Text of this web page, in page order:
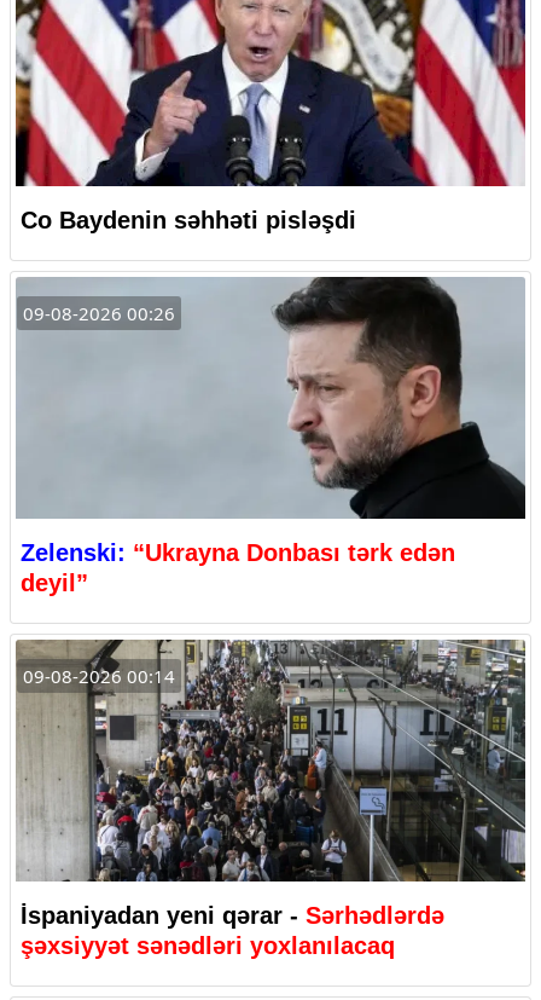
Co Baydenin səhhəti pisləşdi
09-08-2026 00:26
Zelenski: “Ukrayna Donbası tərk edən
deyil”
09-08-2026 00:14
İspaniyadan yeni qərar - Sərhədlərdə
şəxsiyyət sənədləri yoxlanılacaq